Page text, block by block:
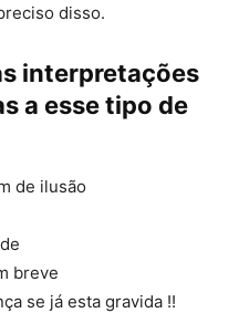
disso.
interpretações
a esse tipo de
de ilusão
breve
se já esta gravida !!